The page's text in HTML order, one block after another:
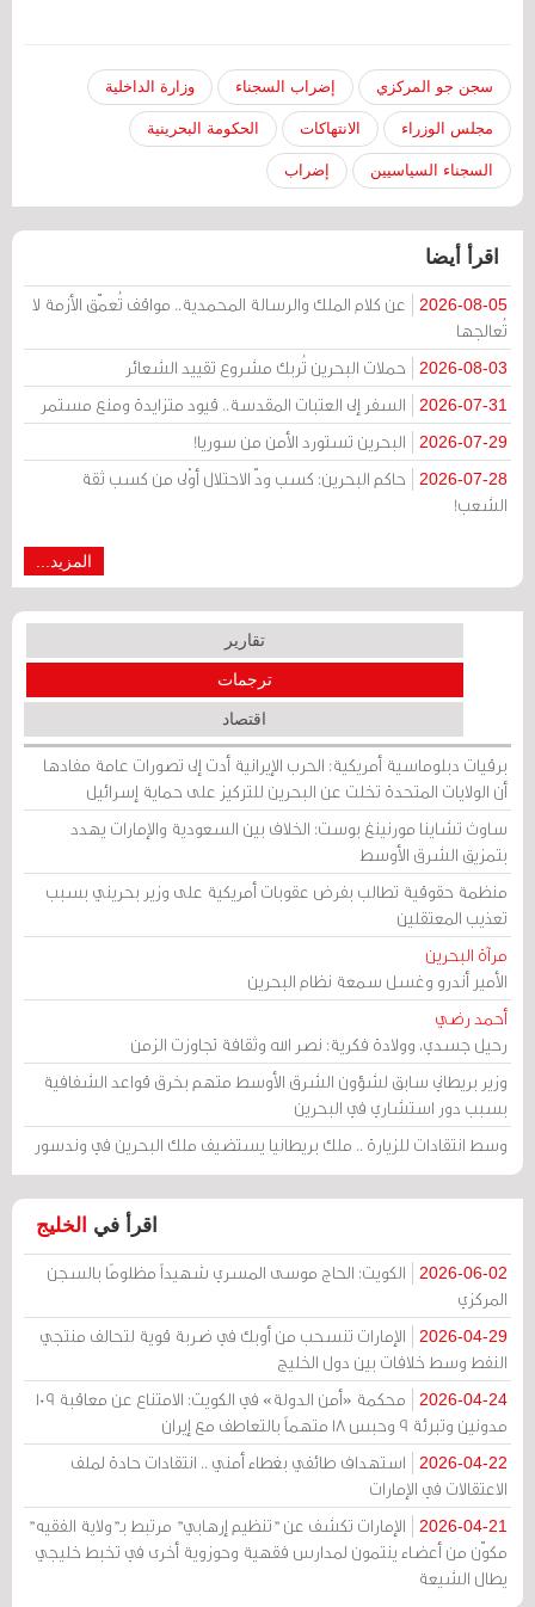
سجن جو المركزي إضراب السجناء وزارة الداخلية
مجلس الوزراء الانتهاكات الحكومة البحرينية
السجناء السياسيين إضراب
اقرأ أيضا
2026-08-05
عن كلام الملك والرسالة المحمدية.. مواقف تُعمّق الأزمة لا
تُعالجها
2026-08-03 حملات البحرين تُربك مشروع تقييد الشعائر
2026-07-31 السفر إلى العتبات المقدسة.. قيود متزايدة ومنع مستمر
2026-07-29 البحرين تستورد الأمن من سوريا!
2026-07-28
حاكم البحرين: كسب ودّ الاحتلال أوْلى من كسب ثقة
الشعب!
المزيد...
تقارير
ترجمات
اقتصاد
برقيات دبلوماسية أمريكية: الحرب الإيرانية أدت إلى تصورات عامة مفادها
أن الولايات المتحدة تخلت عن البحرين للتركيز على حماية إسرائيل
ساوث تشاينا مورنينغ بوست: الخلاف بين السعودية والإمارات يهدد
بتمزيق الشرق الأوسط
منظمة حقوقية تطالب بفرض عقوبات أمريكية على وزير بحريني بسبب
تعذيب المعتقلين
مرآة البحرين
الأمير أندرو وغسل سمعة نظام البحرين
أحمد رضي
رحيل جسدي، وولادة فكرية: نصر الله وثقافة تجاوزت الزمن
وزير بريطاني سابق لشؤون الشرق الأوسط متهم بخرق قواعد الشفافية
بسبب دور استشاري في البحرين
وسط انتقادات للزيارة .. ملك بريطانيا يستضيف ملك البحرين في وندسور
اقرأ في الخليج
2026-06-02
الكويت: الحاج موسى المسري شهيداً مظلومًا بالسجن
المركزي
2026-04-29
الإمارات تنسحب من أوبك في ضربة قوية لتحالف منتجي
النفط وسط خلافات بين دول الخليج
2026-04-24
محكمة «أمن الدولة» في الكويت: الامتناع عن معاقبة 109
مدونين وتبرئة 9 وحبس 18 متهماً بالتعاطف مع إيران
2026-04-22
استهداف طائفي بغطاء أمني .. انتقادات حادة لملف
الاعتقالات في الإمارات
2026-04-21
الإمارات تكشف عن "تنظيم إرهابي" مرتبط بـ"ولاية الفقيه"
مكوّن من أعضاء ينتمون لمدارس فقهية وحوزوية أخرى في تخبط خليجي
يطال الشيعة